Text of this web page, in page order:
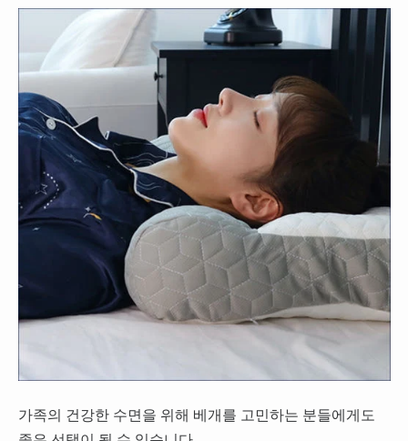
가족의 건강한 수면을 위해 베개를 고민하는 분들에게도